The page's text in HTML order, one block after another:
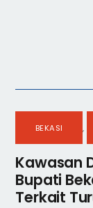
BEKASI ,
Kawasan
Bupati
Terkait